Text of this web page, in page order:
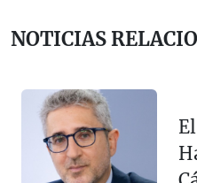
NOTICIAS